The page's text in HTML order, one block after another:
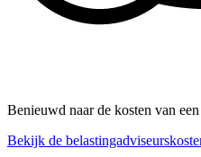
Benieuwd naar de kosten van
Bekijk de